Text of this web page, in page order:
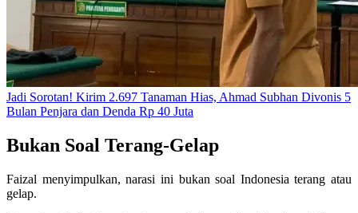
Jadi Sorotan! Kirim 2.697 Tanaman Hias, Ahmad Subhan Divonis 5
Bulan Penjara dan Denda Rp 40 Juta
Bukan Soal Terang-Gelap
Faizal menyimpulkan, narasi ini bukan soal Indonesia terang atau
gelap.